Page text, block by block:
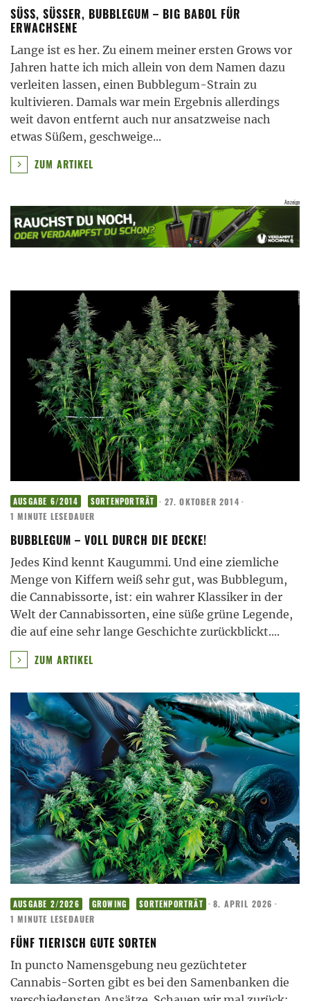
SÜSS, SÜSSER, BUBBLEGUM – BIG BABOL FÜR ER
WACHSENE
Lange ist es her. Zu einem meiner ersten Grows vor
Jahren hatte ich mich allein von dem Namen dazu
verleiten lassen, einen Bubblegum-Strain zu
kultivieren. Damals war mein Ergebnis allerdings
weit davon entfernt auch nur ansatzweise nach
etwas Süßem, geschweige...
ZUM ARTIKEL
AUSGABE 6/2014 SORTENPORTRÄT · 27. OKTOBER 2014 ·
1 MINUTE LESEDAUER
BUBBLEGUM – VOLL DURCH DIE DECKE!
Jedes Kind kennt Kaugummi. Und eine ziemliche
Menge von Kiffern weiß sehr gut, was Bubblegum,
die Cannabissorte, ist: ein wahrer Klassiker in der
Welt der Cannabissorten, eine süße grüne Legende,
die auf eine sehr lange Geschichte zurückblickt....
ZUM ARTIKEL
AUSGABE 2/2026 GROWING SORTENPORTRÄT · 8. APRIL 2026 ·
1 MINUTE LESEDAUER
FÜNF TIERISCH GUTE SORTEN
In puncto Namensgebung neu gezüchteter
Cannabis-Sorten gibt es bei den Samenbanken die